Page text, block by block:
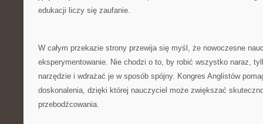
edukacji liczy się zaufanie.
W całym przekazie strony przewija się myśl, że nowoczesne
eksperymentowanie. Nie chodzi o to, by robić wszystko naraz,
narzędzie i wdrażać je w sposób spójny. Kongres Anglistów
doskonalenia, dzięki której nauczyciel może zwiększać
przebodźcowania.